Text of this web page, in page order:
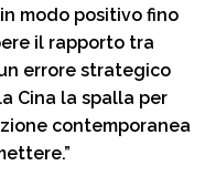
modo positivo fino
il rapporto tra
errore strategico
Cina la spalla per
contemporanea